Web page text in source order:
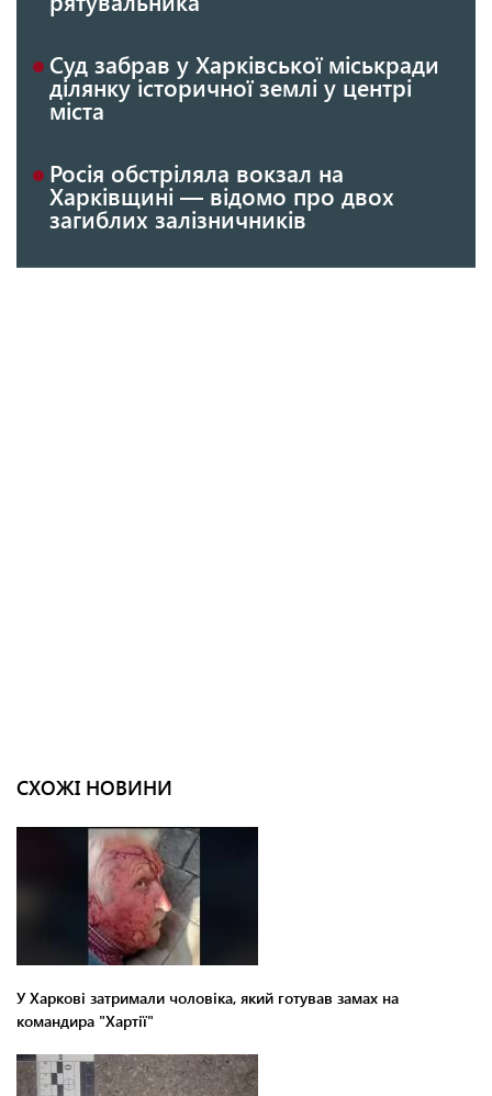
Суд забрав у Харківської міськради
ділянку історичної землі у центрі
міста
Росія обстріляла вокзал на
Харківщині — відомо про двох
загиблих залізничників
СХОЖІ НОВИНИ
У Харкові затримали чоловіка, який готував замах на
командира "Хартії"